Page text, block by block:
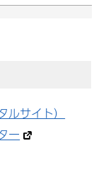
サイト）
ー